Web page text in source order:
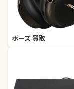
ボーズ 買取